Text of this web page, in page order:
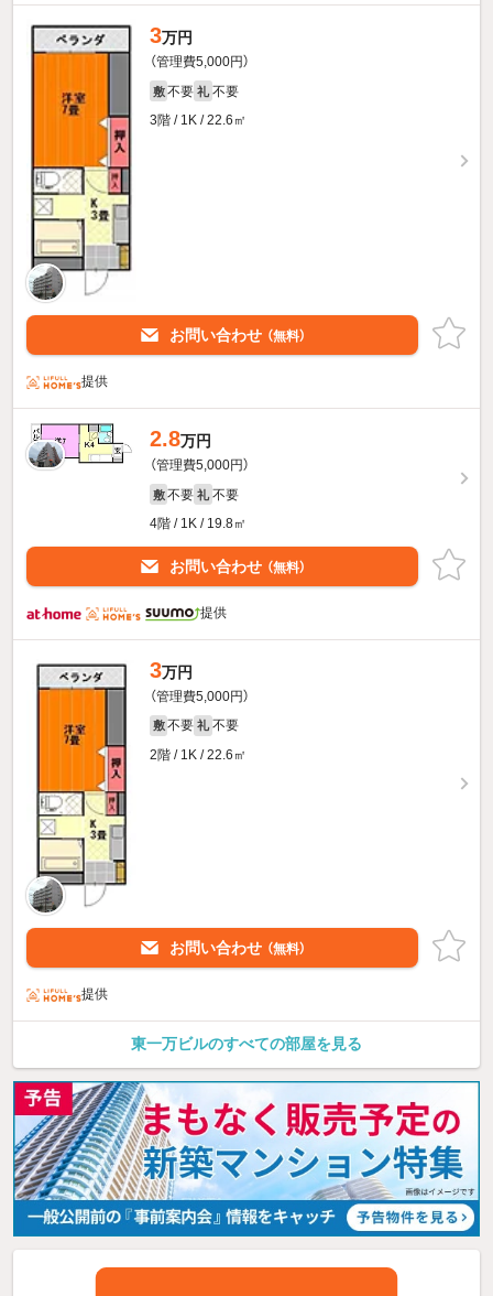
3万円
（管理費5,000円）
敷 不要 礼 不要
3階 / 1K / 22.6㎡
お問い合わせ （無料）
提供
2.8万円
（管理費5,000円）
敷 不要 礼 不要
4階 / 1K / 19.8㎡
お問い合わせ （無料）
提供
3万円
（管理費5,000円）
敷 不要 礼 不要
2階 / 1K / 22.6㎡
お問い合わせ （無料）
提供
東一万ビルのすべての部屋を見る